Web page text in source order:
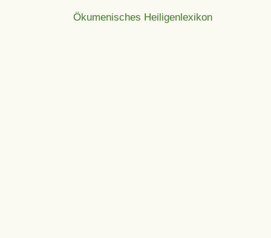
Ökumenisches Heiligenlexikon